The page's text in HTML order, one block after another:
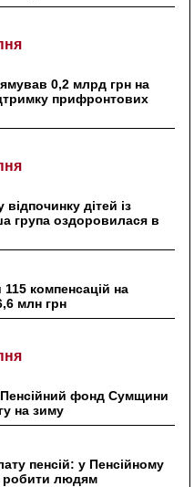
0,2 млрд грн на
прифронтових
дітей із
група оздоровилася в
компенсацій на
млн грн
фонд Сумщини
на зиму
пенсій: у Пенсійному
людям